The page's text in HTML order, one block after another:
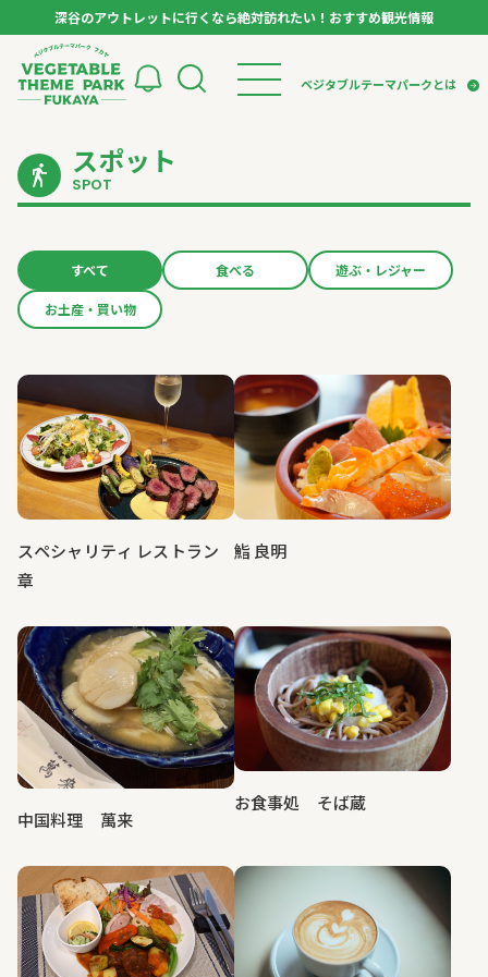
深谷のアウトレットに行くなら絶対訪れたい！おすすめ観光情報
ベジタブルテーマパークとは
トップページ
モデルコース
スポット
イベント
体験
特集記事
パートナー企業について
アンバサダー
お役立ち情報
スポット
SPOT
すべて 食べる 遊ぶ・レジャー
お土産・買い物
スペシャリティ レストラン
章
鮨 良明
中国料理 萬来
お食事処 そば蔵